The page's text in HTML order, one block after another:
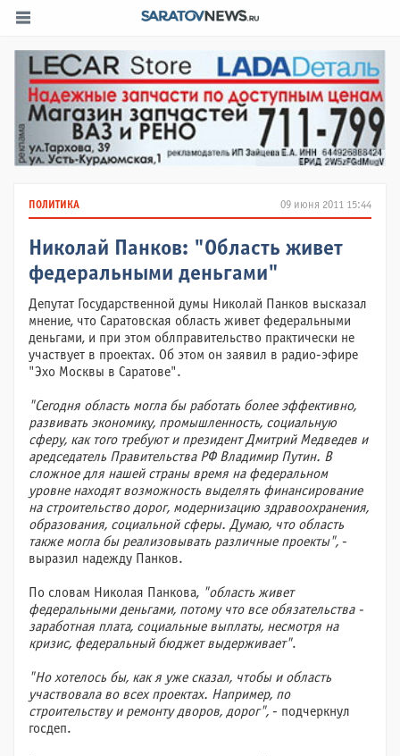
09 июня 2011 15:44
ПОЛИТИКА
Николай Панков: "Область живет
федеральными деньгами"
Депутат Государственной думы Николай Панков высказал
мнение, что Саратовская область живет федеральными
деньгами, и при этом облправительство практически не
участвует в проектах. Об этом он заявил в радио-эфире
"Эхо Москвы в Саратове".
"Сегодня область могла бы работать более эффективно,
развивать экономику, промышленность, социальную
сферу, как того требуют и президент Дмитрий Медведев и
аредседатель Правительства РФ Владимир Путин. В
сложное для нашей страны время на федеральном
уровне находят возможность выделять финансирование
на строительство дорог, модернизацию здравоохранения,
образования, социальной сферы. Думаю, что область
также могла бы реализовывать различные проекты", -
выразил надежду Панков.
По словам Николая Панкова, "область живет
федеральными деньгами, потому что все обязательства -
заработная плата, социальные выплаты, несмотря на
кризис, федеральный бюджет выдерживает".
"Но хотелось бы, как я уже сказал, чтобы и область
участвовала во всех проектах. Например, по
строительству и ремонту дворов, дорог", - подчеркнул
госдеп.